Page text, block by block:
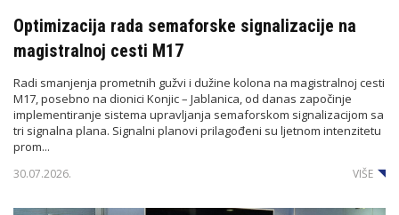
Optimizacija rada semaforske signalizacije na
magistralnoj cesti M17
Radi smanjenja prometnih gužvi i dužine kolona na magistralnoj cesti
M17, posebno na dionici Konjic – Jablanica, od danas započinje
implementiranje sistema upravljanja semaforskom signalizacijom sa
tri signalna plana. Signalni planovi prilagođeni su ljetnom intenzitetu
prom...
30.07.2026. VIŠE